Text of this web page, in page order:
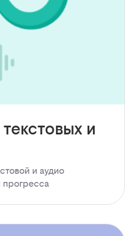
и
и аудио
прогресса